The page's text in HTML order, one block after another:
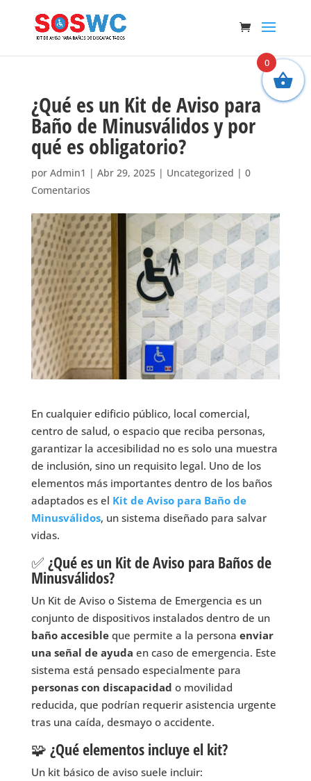
¿Qué es un Kit de Aviso para
Baño de Minusválidos y por
qué es obligatorio?
por Admin1 | Abr 29, 2025| Uncategorized | 0
Comentarios
En cualquier edificio público, local comercial,
centro de salud, o espacio que reciba personas,
garantizar la accesibilidad no es solo una muestra
de inclusión, sino un requisito legal. Uno de los
elementos más importantes dentro de los baños
adaptados es el Kit de Aviso para Baño de
Minusválidos, un sistema diseñado para salvar
vidas.
✅ ¿Qué es un Kit de Aviso para Baños de
Minusválidos?
Un Kit de Aviso o Sistema de Emergencia es un
conjunto de dispositivos instalados dentro de un
baño accesibleque permite a la persona enviar
una señal de ayuda en caso de emergencia. Este
sistema está pensado especialmente para
personas con discapacidad o movilidad
reducida, que podrían requerir asistencia urgente
tras una caída, desmayo o accidente.
🧩 ¿Qué elementos incluye el kit?
Un kit básico de aviso suele incluir:
0